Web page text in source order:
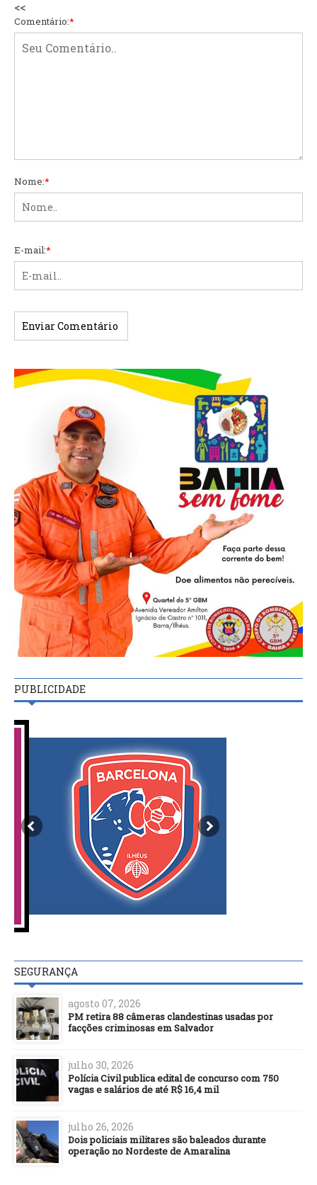
<<
Comentário:*
Nome:*
E-mail:*
PUBLICIDADE
SEGURANÇA
agosto 07, 2026
PM retira 88 câmeras clandestinas usadas por
facções criminosas em Salvador
julho 30, 2026
Polícia Civil publica edital de concurso com 750
vagas e salários de até R$ 16,4 mil
julho 26, 2026
Dois policiais militares são baleados durante
operação no Nordeste de Amaralina